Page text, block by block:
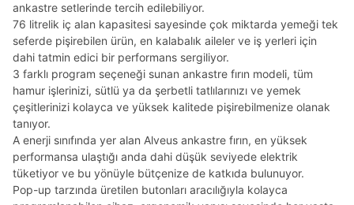
ankastre setlerinde tercih edilebiliyor.
76 litrelik iç alan kapasitesi sayesinde çok miktarda yemeği tek
seferde pişirebilen ürün, en kalabalık aileler ve iş yerleri için
dahi tatmin edici bir performans sergiliyor.
3 farklı program seçeneği sunan ankastre fırın modeli, tüm
hamur işlerinizi, sütlü ya da şerbetli tatlılarınızı ve yemek
çeşitlerinizi kolayca ve yüksek kalitede pişirebilmenize olanak
tanıyor.
A enerji sınıfında yer alan Alveus ankastre fırın, en yüksek
performansa ulaştığı anda dahi düşük seviyede elektrik
tüketiyor ve bu yönüyle bütçenize de katkıda bulunuyor.
Pop-up tarzında üretilen butonları aracılığıyla kolayca